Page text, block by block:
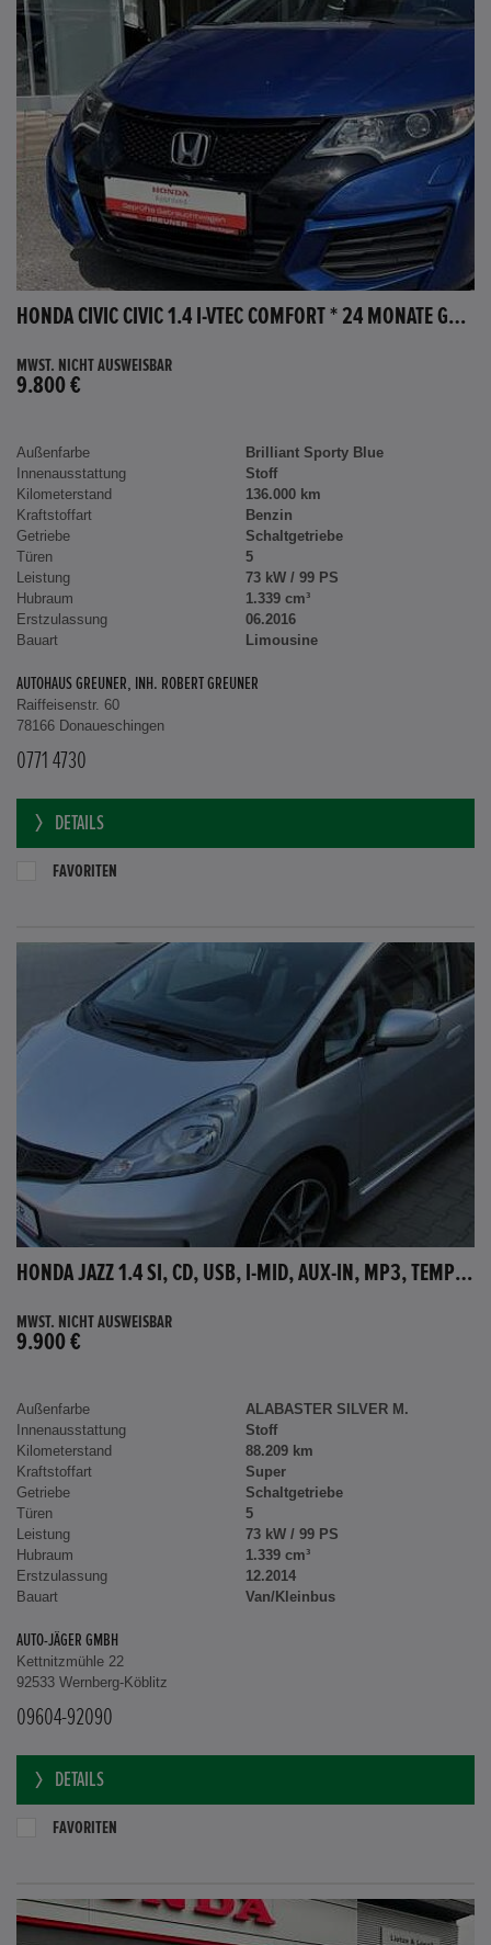
HONDA CIVIC CIVIC 1.4 I-VTEC COMFORT * 24 MONATE GARANTIE *
MWST. NICHT AUSWEISBAR
9.800 €
Außenfarbe
Brilliant Sporty Blue
Innenausstattung
Stoff
Kilometerstand
136.000 km
Kraftstoffart
Benzin
Getriebe
Schaltgetriebe
Türen
5
Leistung
73 kW / 99 PS
Hubraum
1.339 cm³
Erstzulassung
06.2016
Bauart
Limousine
AUTOHAUS GREUNER, INH. ROBERT GREUNER
Raiffeisenstr. 60
78166 Donaueschingen
0771 4730
DETAILS
FAVORITEN
HONDA JAZZ 1.4 SI, CD, USB, I-MID, AUX-IN, MP3, TEMPOMAT
MWST. NICHT AUSWEISBAR
9.900 €
Außenfarbe
ALABASTER SILVER M.
Innenausstattung
Stoff
Kilometerstand
88.209 km
Kraftstoffart
Super
Getriebe
Schaltgetriebe
Türen
5
Leistung
73 kW / 99 PS
Hubraum
1.339 cm³
Erstzulassung
12.2014
Bauart
Van/Kleinbus
AUTO-JÄGER GMBH
Kettnitzmühle 22
92533 Wernberg-Köblitz
09604-92090
DETAILS
FAVORITEN